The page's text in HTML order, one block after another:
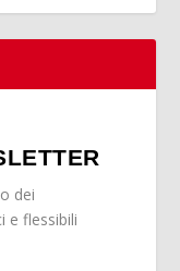
dei
e flessibili